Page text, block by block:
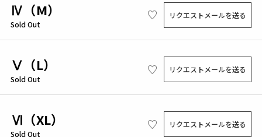
Ⅳ（M）
Sold Out
リクエストメールを送る
Ⅴ（L）
Sold Out
リクエストメールを送る
Ⅵ（XL）
Sold Out
リクエストメールを送る